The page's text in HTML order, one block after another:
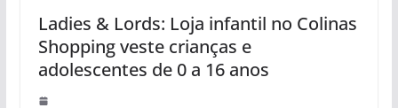
Ladies & Lords: Loja infantil no Colinas
Shopping veste crianças e
adolescentes de 0 a 16 anos